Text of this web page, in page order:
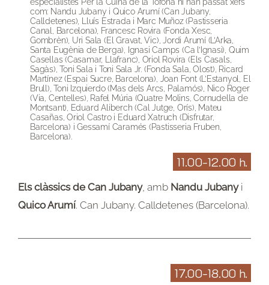
com: Nandu Jubany i Quico Arumí (Can Jubany,
Calldetenes), Lluís Estrada i Marc Muñoz (Pastisseria
Canal, Barcelona), Francesc Rovira (Fonda Xesc,
Gombrèn), Uri Sala (El Gravat, Vic), Jordi Arumí (L’Arka,
Santa Eugènia de Berga), Ignasi Camps (Ca l’Ignasi), Quim
Casellas (Casamar, Llafranc), Oriol Rovira (Els Casals,
Sagàs), Toni Sala i Toni Sala Jr. (Fonda Sala, Olost), Ricard
Martínez (Espai Sucre, Barcelona), Joan Font (L’Estanyol, El
Brull), Toni Izquierdo (Mas dels Arcs, Palamós), Nico Roger
(Via, Centelles), Rafel Múria (Quatre Molins, Cornudella de
Montsant), Eduard Aliberch (Cal Jutge, Orís), Mateu
Casañas, Oriol Castro i Eduard Xatruch (Disfrutar,
Barcelona) i Gessamí Caramés (Pastisseria Fruben,
Barcelona).
11.00-12.00 h.
Els clàssics de Can Jubany, amb Nandu Jubanyi
Quico Arumí. Can Jubany. Calldetenes (Barcelona).
17.00-18.00 h.